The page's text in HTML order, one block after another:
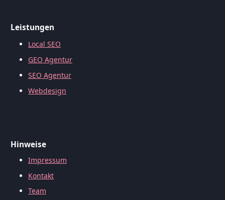
Leistungen
Local SEO
GEO Agentur
SEO Agentur
Webdesign
Hinweise
Impressum
Kontakt
Team